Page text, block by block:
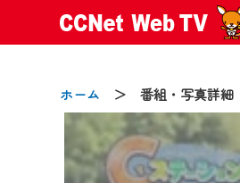
ホーム ＞ 番組・写真詳細